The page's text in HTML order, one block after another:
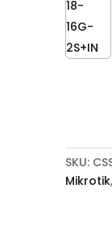
SKU:
Mikrotik,